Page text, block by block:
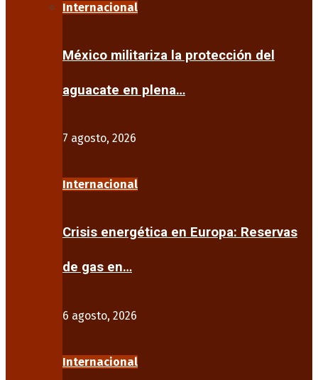
Internacional
México militariza la protección del
aguacate en plena…
7 agosto, 2026
Internacional
Crisis energética en Europa: Reservas
de gas en…
6 agosto, 2026
Internacional